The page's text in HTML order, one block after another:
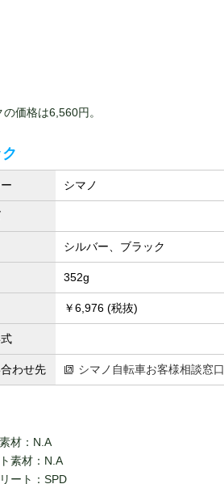
価格は6,560円。
シマノ
シルバー、ブラック
352g
￥6,976 (税抜)
わせ先 シマノ自転車お客様相談窓口
材：N.A
素材：N.A
ート：SPD